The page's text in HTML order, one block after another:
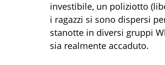
investibile, un poliziotto
i ragazzi si sono dispersi
stanotte in diversi gruppi
sia realmente accaduto.